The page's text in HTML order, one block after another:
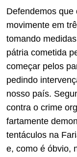
Defendemos
movimente em
tomando
pátria cometida
começar pelos
pedindo
nosso país.
contra o crime
fartamente
tentáculos na
e, como é óbvio,